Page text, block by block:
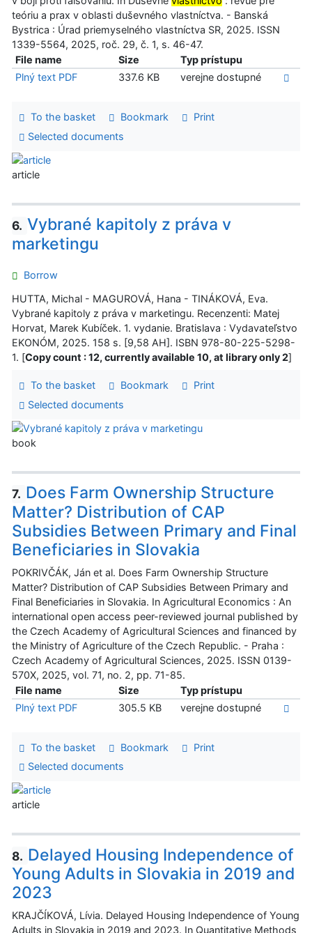
teóriu a prax v oblasti duševného vlastníctva. - Banská
Bystrica : Úrad priemyselného vlastníctva SR, 2025. ISSN
1339-5564, 2025, roč. 29, č. 1, s. 46-47.
File name
Size
Typ prístupu
Plný text PDF
337.6 KB verejne dostupné
To the basket Bookmark
Print
Selected documents
article
6. Vybrané kapitoly z práva v
marketingu
Borrow
HUTTA, Michal - MAGUROVÁ, Hana - TINÁKOVÁ, Eva.
Vybrané kapitoly z práva v marketingu. Recenzenti: Matej
Horvat, Marek Kubíček. 1. vydanie. Bratislava : Vydavateľstvo
EKONÓM, 2025. 158 s. [9,58 AH]. ISBN 978-80-225-5298-
1. [Copy count : 12, currently available 10, at library only 2]
To the basket Bookmark
Print
Selected documents
book
7. Does Farm Ownership Structure
Matter? Distribution of CAP
Subsidies Between Primary and Final
Beneficiaries in Slovakia
POKRIVČÁK, Ján et al. Does Farm Ownership Structure
Matter? Distribution of CAP Subsidies Between Primary and
Final Beneficiaries in Slovakia. In Agricultural Economics : An
international open access peer-reviewed journal published by
the Czech Academy of Agricultural Sciences and financed by
the Ministry of Agriculture of the Czech Republic. - Praha :
Czech Academy of Agricultural Sciences, 2025. ISSN 0139-
570X, 2025, vol. 71, no. 2, pp. 71-85.
File name
Size
Typ prístupu
Plný text PDF
305.5 KB verejne dostupné
To the basket Bookmark
Print
Selected documents
article
8. Delayed Housing Independence of
Young Adults in Slovakia in 2019 and
2023
KRAJČÍKOVÁ, Lívia. Delayed Housing Independence of Young
Adults in Slovakia in 2019 and 2023. In Quantitative Methods